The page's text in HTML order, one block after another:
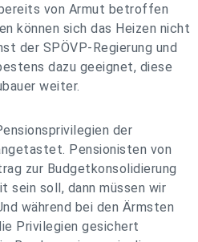
von Armut betroffen
können sich das Heizen nicht
der SPÖVP-Regierung und
dazu geeignet, diese
weiter.
der
Pensionisten von
zur Budgetkonsolidierung
sein soll, dann müssen wir
während bei den Ärmsten
Privilegien gesichert